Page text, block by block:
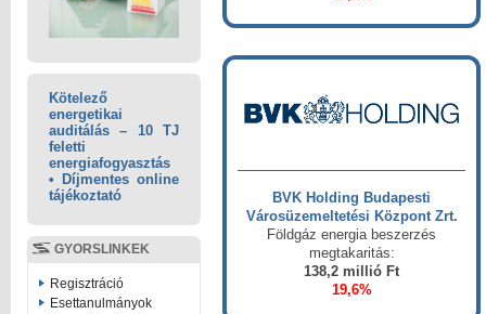
Kötelező
energetikai
auditálás – 10 TJ
feletti
energiafogyasztás
• Díjmentes online
tájékoztató
GYORSLINKEK
Regisztráció
Esettanulmányok
BVK Holding Budapesti
Városüzemeltetési Központ Zrt.
Földgáz energia beszerzés
megtakaritás:
138,2 millió Ft
19,6%